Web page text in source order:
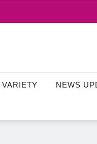
VARIETY NEWS